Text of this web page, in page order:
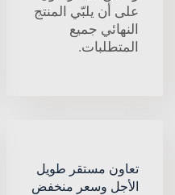
على أن يلبّي المنتج
النهائي جميع
المتطلبات.
تعاون مستقر طويل
الأجل وسعر منخفض